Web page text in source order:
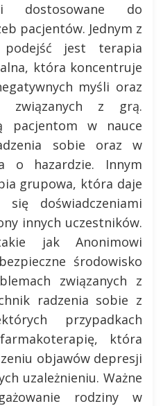
dostosowane do
pacjentów. Jednym z
podejść jest terapia
która koncentruje
myśli oraz
związanych z grą.
pacjentom w nauce
sobie oraz w
o hazardzie. Innym
grupowa, która daje
się doświadczeniami
innych uczestników.
jak Anonimowi
środowisko
związanych z
radzenia sobie z
przypadkach
która
objawów depresji
uzależnieniu. Ważne
rodziny w